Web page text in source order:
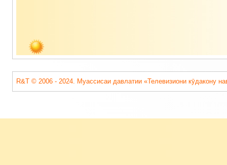
R&T © 2006 - 2024. Муассисаи давлатии «Телевизиони кӯдакону